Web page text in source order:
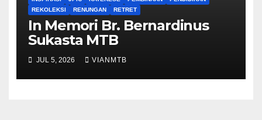
REKOLEKSI
RENUNGAN RETRET
In Memori Br. Bernardinus
Sukasta MTB
JUL 5, 2026 VIANMTB